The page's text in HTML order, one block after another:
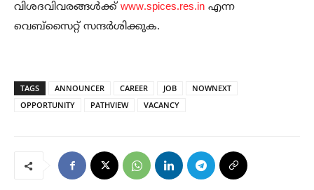
വിശദവിവരങ്ങൾക്ക് www.spices.res.in എന്ന
വെബ്സൈറ്റ് സന്ദർശിക്കുക.
TAGS ANNOUNCER CAREER JOB
NOWNEXT
OPPORTUNITY
PATHVIEW VACANCY